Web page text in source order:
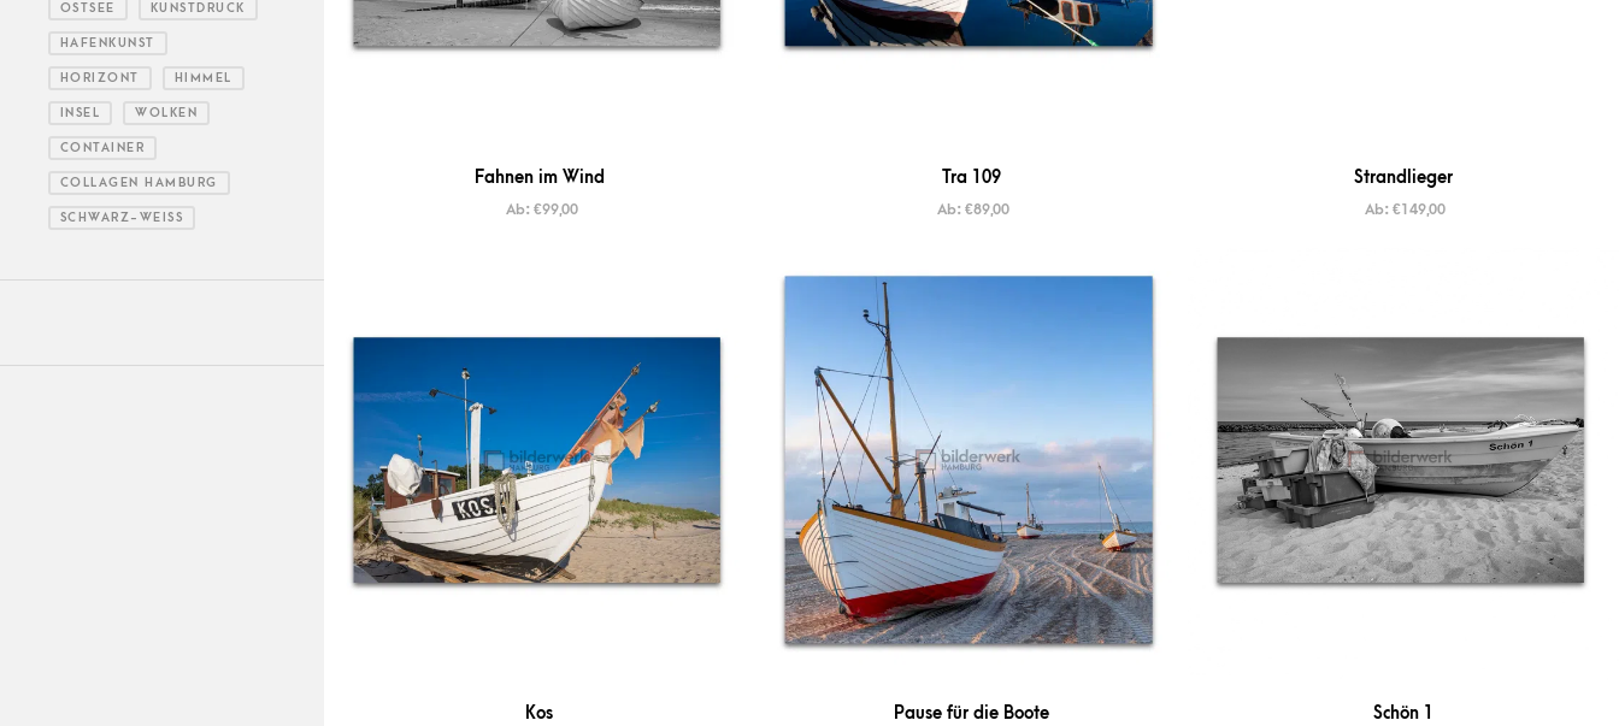
Fahnen im Wind
Ab: €99,00
Tra 109
Ab:€89,00
Strandlieger
Ab:€149,00
Kos Pause für die Boote Schön 1
OSTSEE KUNSTDRUCK
HAFENKUNST
HORIZONT HIMMEL
INSEL WOLKEN
CONTAINER
COLLAGEN HAMBURG
SCHWARZ-WEISS